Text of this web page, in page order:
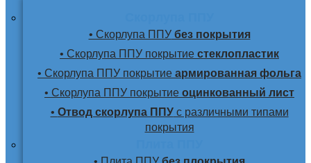
• Скорлупа ППУбез покрытия
• Скорлупа ППУ покрытие стеклопластик
• Скорлупа ППУ покрытие армированная фольга
• Скорлупа ППУ покрытие оцинкованный лист
• Отвод скорлупа ППУс различными типами
покрытия